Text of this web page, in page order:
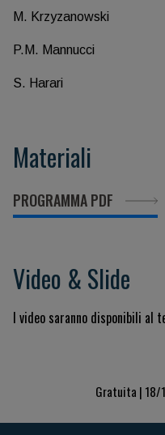
M. Krzyzanowski
P.M. Mannucci
S. Harari
Materiali
PROGRAMMA PDF
Video & Slide
I video saranno disponibili al
Gratuita | 18/